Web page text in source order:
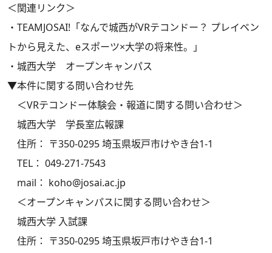
＜関連リンク＞
・ TEAMJOSAI!「なんで城西がVRテコンドー？ プレイベン
トから見えた、eスポーツ×大学の将来性。」
・ 城西大学 オープンキャンパス
▼本件に関する問い合わせ先
＜VRテコンドー体験会・報道に関する問い合わせ＞
城西大学 学長室広報課
住所： 〒350-0295 埼玉県坂戸市けやき台1-1
TEL： 049-271-7543
mail： koho@josai.ac.jp
＜オープンキャンパスに関する問い合わせ＞
城西大学 入試課
住所： 〒350-0295 埼玉県坂戸市けやき台1-1